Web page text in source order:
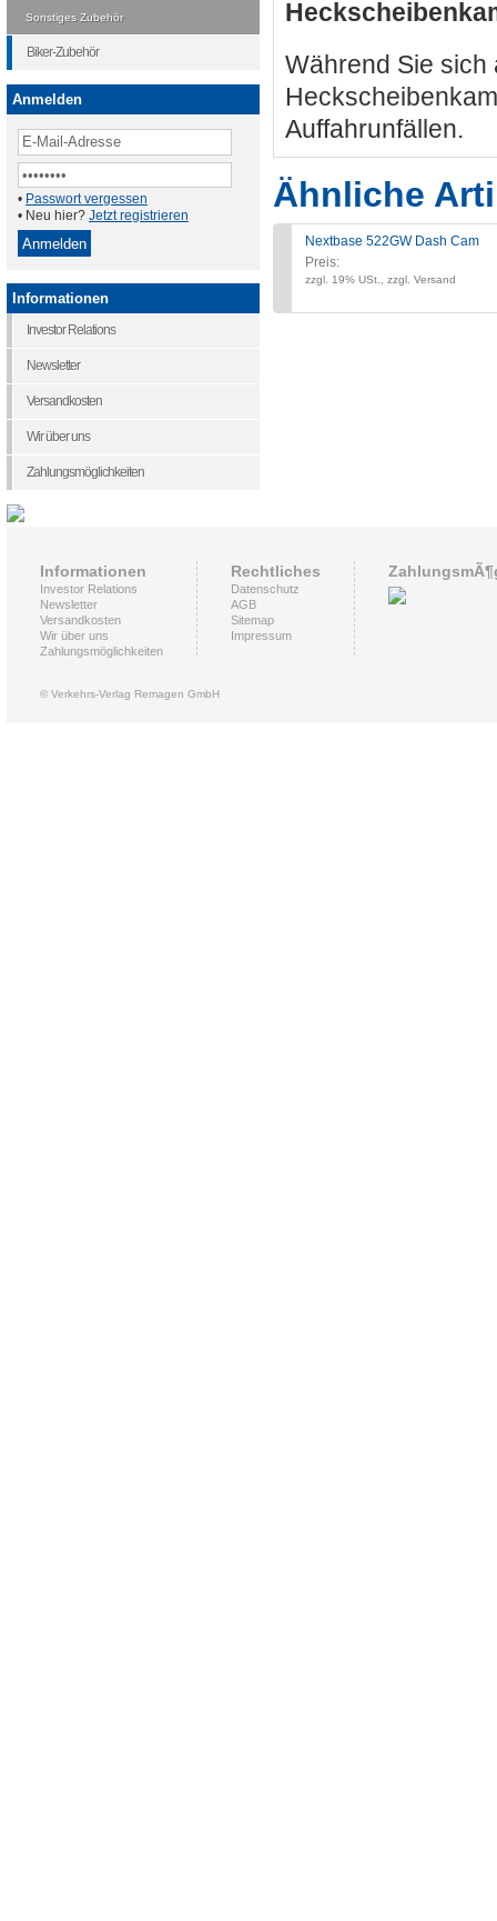
Während Sie sich
Auffahrunfällen.
Ähnliche
Nextbase 522GW Dash Cam
Preis:
zzgl. 19% USt., zzgl. Versand
Sonstiges Zubehör
Biker-Zubehör
Anmelden
• Passwort vergessen
• Neu hier? Jetzt registrieren
Informationen
Investor Relations
Newsletter
Versandkosten
Wir über uns
Zahlungsmöglichkeiten
Informationen
Investor Relations
Newsletter
Versandkosten
Wir über uns
Zahlungsmöglichkeiten
Rechtliches
Datenschutz
AGB
Sitemap
Impressum
© Verkehrs-Verlag Remagen GmbH